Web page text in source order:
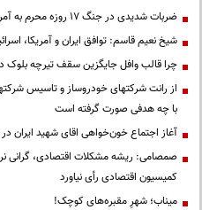
ضربات شدیدی در جنگ ۱۷ روزه محرم به آمریکا وارد کردیم
شیخ نعیم قاسم: توافق ایران و آمریکا،
چرا قالب وافل جایگزین سقف تیرچه
از رانت‌ شرکتهای خودروساز و تاسیس
با چه هدفی صورت گرفته است
آغاز اجتماع خون‌خواهی اقای شهید ایران در
صمصامی: ریشه مشکلات اقتصادی، گرانی
کمیسیون اقتصادی رأی نیاورد
میناب؛ شهرِ مقبره‌های کوچک!